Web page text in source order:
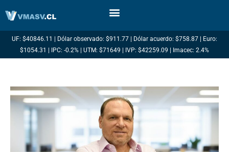
UF: $40846.11 | Dólar observado: $911.77 | Dólar acuerdo: $758.87 | Euro:
$1054.31 | IPC: -0.2% | UTM: $71649 | IVP: $42259.09 | Imacec: 2.4%